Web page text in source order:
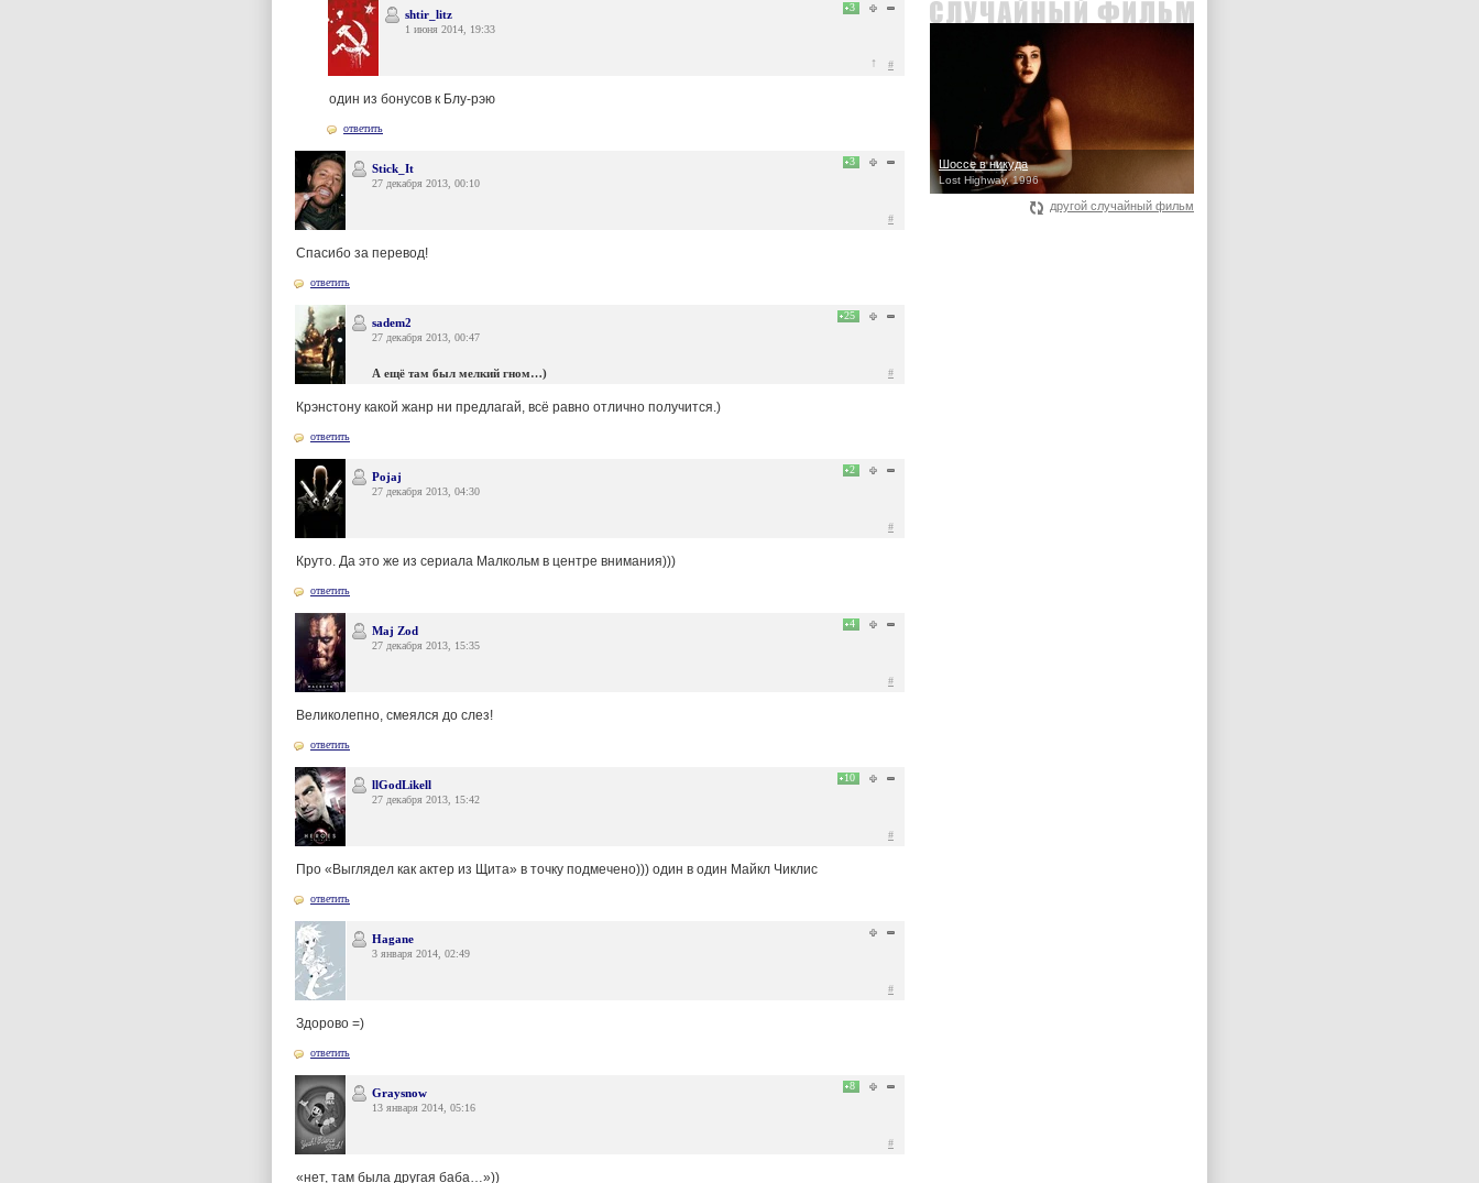
3
↑
shtir_litz
1 июня 2014, 19:33
#
один из бонусов к Блу-рэю
ответить
3
Stick_It
27 декабря 2013, 00:10
#
Спасибо за перевод!
ответить
25
sadem2
27 декабря 2013, 00:47
А ещё там был мелкий гном…) #
Крэнстону какой жанр ни предлагай, всё равно отлично получится.)
ответить
2
Pojaj
27 декабря 2013, 04:30
#
Круто. Да это же из сериала Малкольм в центре внимания)))
ответить
4
Maj Zod
27 декабря 2013, 15:35
#
Великолепно, смеялся до слез!
ответить
10
llGodLikell
27 декабря 2013, 15:42
#
Про «Выглядел как актер из Щита» в точку подмечено))) один в один Майкл Чиклис
ответить
Hagane
3 января 2014, 02:49
#
Здорово =)
ответить
8
Graysnow
13 января 2014, 05:16
#
«нет, там была другая баба…»))
Шоссе в никуда
Lost Highway, 1996
другой случайный фильм